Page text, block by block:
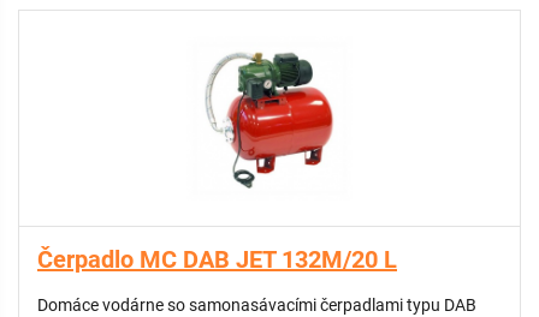
Čerpadlo MC DAB JET 132M/20 L
Domáce vodárne so samonasávacími čerpadlami typu DAB